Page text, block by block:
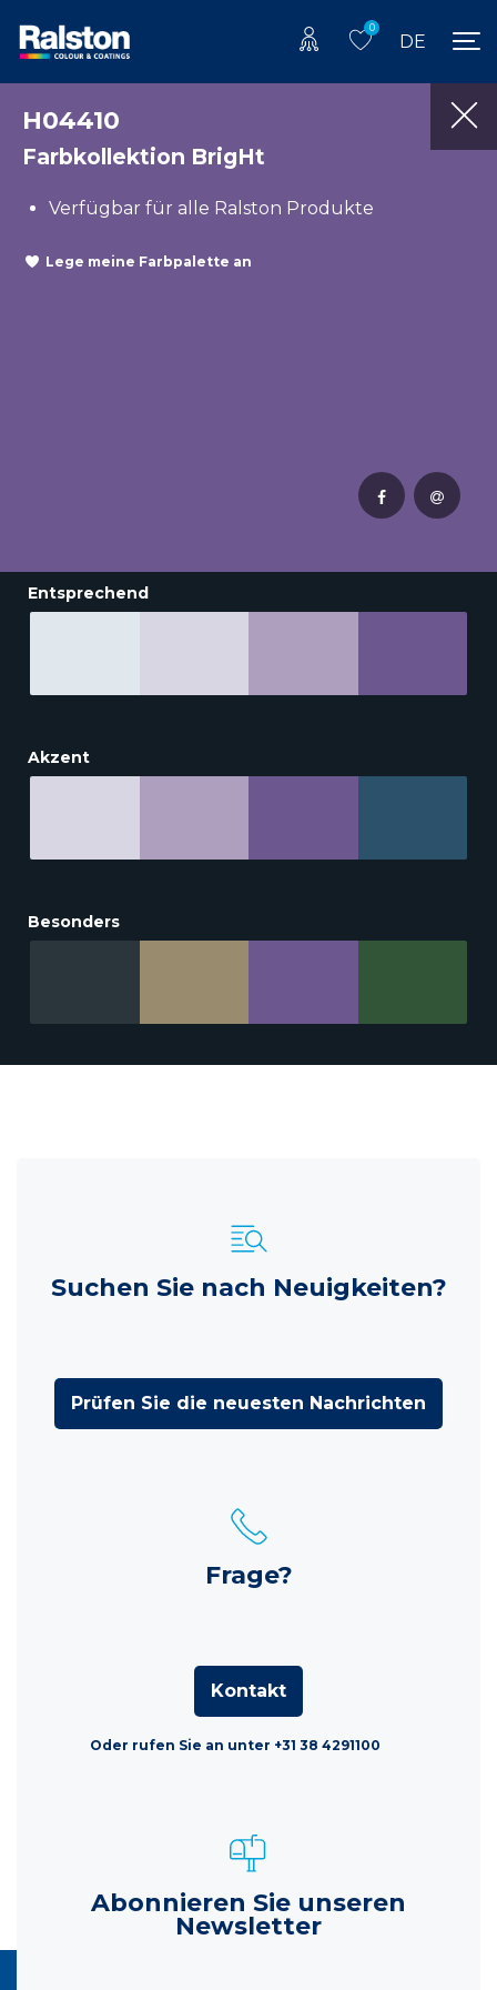
0
DE
H04410
Farbkollektion BrigHt
Verfügbar für alle Ralston Produkte
Lege meine Farbpalette an
Entsprechend
Akzent
Besonders
Suchen Sie nach Neuigkeiten?
Prüfen Sie die neuesten Nachrichten
Frage?
Kontakt
Oder rufen Sie an unter +31 38 4291100
Abonnieren Sie unseren
Newsletter